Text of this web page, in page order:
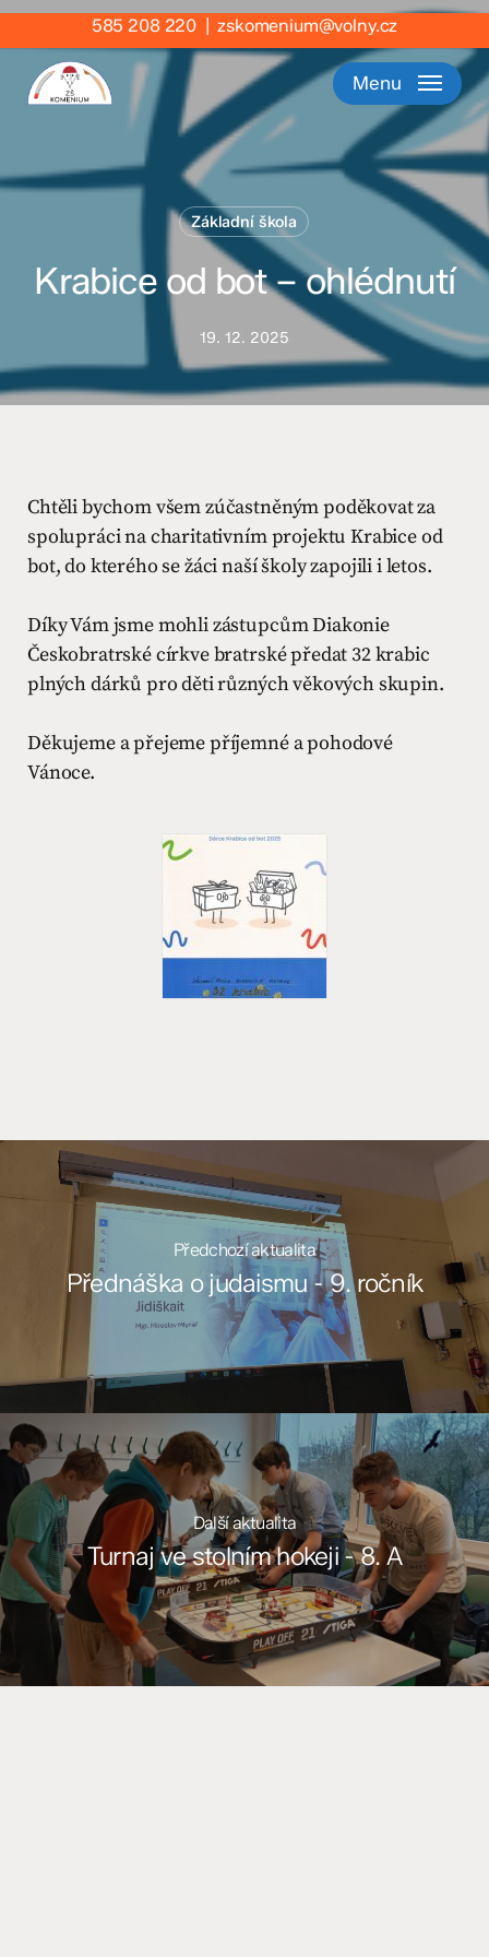
Skip
content
585 208 220 |zskomenium@volny.cz
Menu
Základní škola
Krabice od bot – ohlédnutí
19. 12. 2025
Chtěli bychom všem zúčastněným poděkovat za
spolupráci na charitativním projektu Krabice od
bot, do kterého se žáci naší školy zapojili i letos.
Díky Vám jsme mohli zástupcům Diakonie
Českobratrské církve bratrské předat 32 krabic
plných dárků pro děti různých věkových skupin.
Děkujeme a přejeme příjemné a pohodové
Vánoce.
Předchozí aktualita
Přednáška o judaismu - 9. ročník
Další aktualita
Turnaj ve stolním hokeji - 8. A